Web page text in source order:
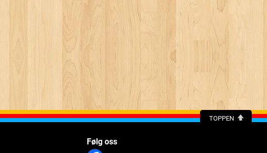
TOPPEN
Følg oss